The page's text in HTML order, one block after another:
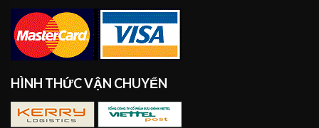
HÌNH THỨC VẬN CHUYỂN